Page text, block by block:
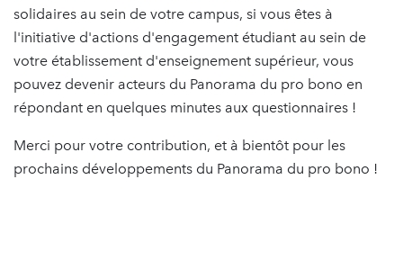
solidaires au sein de votre campus, si vous êtes à
l'initiative d'actions d'engagement étudiant au sein de
votre établissement d'enseignement supérieur, vous
pouvez devenir acteurs du Panorama du pro bono en
répondant en quelques minutes aux questionnaires !
Merci pour votre contribution, et à bientôt pour les
prochains développements du Panorama du pro bono !